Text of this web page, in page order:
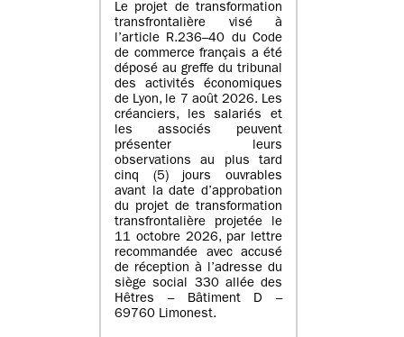
Le projet de transformation
transfrontalière visé à
l’article R.236–40 du Code
de commerce français a été
déposé au greffe du tribunal
des activités économiques
de Lyon, le 7 août 2026. Les
créanciers, les salariés et
les associés peuvent
présenter leurs
observations au plus tard
cinq (5) jours ouvrables
avant la date d’approbation
du projet de transformation
transfrontalière projetée le
11 octobre 2026, par lettre
recommandée avec accusé
de réception à l’adresse du
siège social 330 allée des
Hêtres – Bâtiment D –
69760 Limonest.